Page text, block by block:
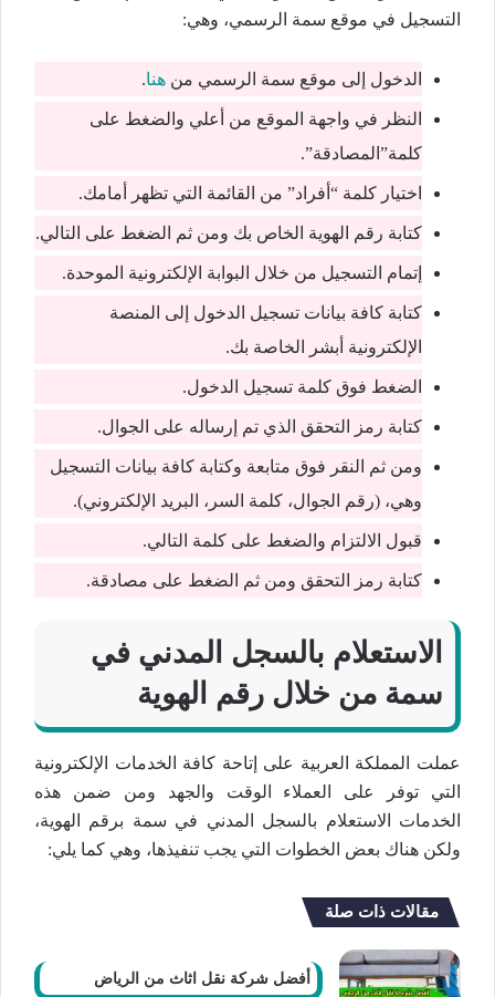
التسجيل في موقع سمة الرسمي، وهي:
الدخول إلى موقع سمة الرسمي من هنا.
النظر في واجهة الموقع من أعلي والضغط على
كلمة”المصادقة”.
اختيار كلمة “أفراد” من القائمة التي تظهر أمامك.
كتابة رقم الهوية الخاص بك ومن ثم الضغط على التالي.
إتمام التسجيل من خلال البوابة الإلكترونية الموحدة.
كتابة كافة بيانات تسجيل الدخول إلى المنصة
الإلكترونية أبشر الخاصة بك.
الضغط فوق كلمة تسجيل الدخول.
كتابة رمز التحقق الذي تم إرساله على الجوال.
ومن ثم النقر فوق متابعة وكتابة كافة بيانات التسجيل
وهي، (رقم الجوال، كلمة السر، البريد الإلكتروني).
قبول الالتزام والضغط على كلمة التالي.
كتابة رمز التحقق ومن ثم الضغط على مصادقة.
الاستعلام بالسجل المدني في
سمة من خلال رقم الهوية
عملت المملكة العربية على إتاحة كافة الخدمات الإلكترونية
التي توفر على العملاء الوقت والجهد ومن ضمن هذه
الخدمات الاستعلام بالسجل المدني في سمة برقم الهوية،
ولكن هناك بعض الخطوات التي يجب تنفيذها، وهي كما يلي:
مقالات ذات صلة
أفضل شركة نقل اثاث من الرياض